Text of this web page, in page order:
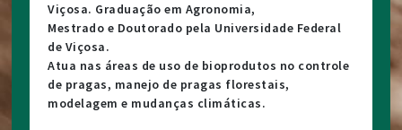
Viçosa. Graduação em Agronomia,
Mestrado e Doutorado pela Universidade Federal
de Viçosa.
Atua nas áreas de uso de bioprodutos no controle
de pragas, manejo de pragas florestais,
modelagem e mudanças climáticas.